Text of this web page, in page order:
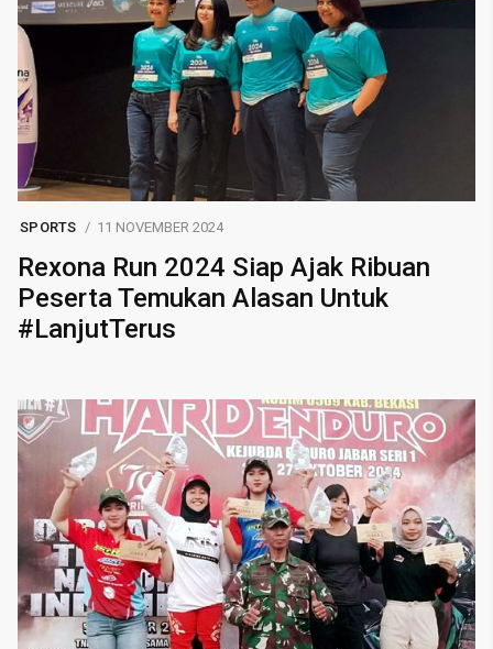
SPORTS 11 NOVEMBER 2024
Rexona Run 2024 Siap Ajak Ribuan
Peserta Temukan Alasan Untuk
#LanjutTerus